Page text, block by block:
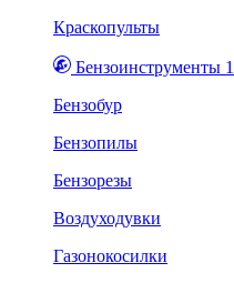
Краскопульты
Бензоинструменты 1
Бензобур
Бензопилы
Бензорезы
Воздуходувки
Газонокосилки